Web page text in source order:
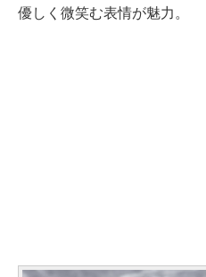
優しく微笑む表情が魅力。